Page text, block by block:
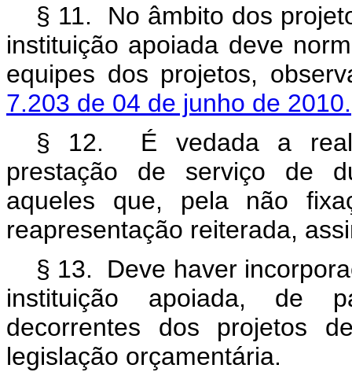
§ 11. No âmbito dos
instituição apoiada deve
equipes dos projetos,
7.203 de 04 de junho de 2010.
§ 12. É vedada a
prestação de serviço de
aqueles que, pela não
reapresentação reiterada,
§ 13. Deve haver
instituição apoiada, de
decorrentes dos projetos
legislação orçamentária.